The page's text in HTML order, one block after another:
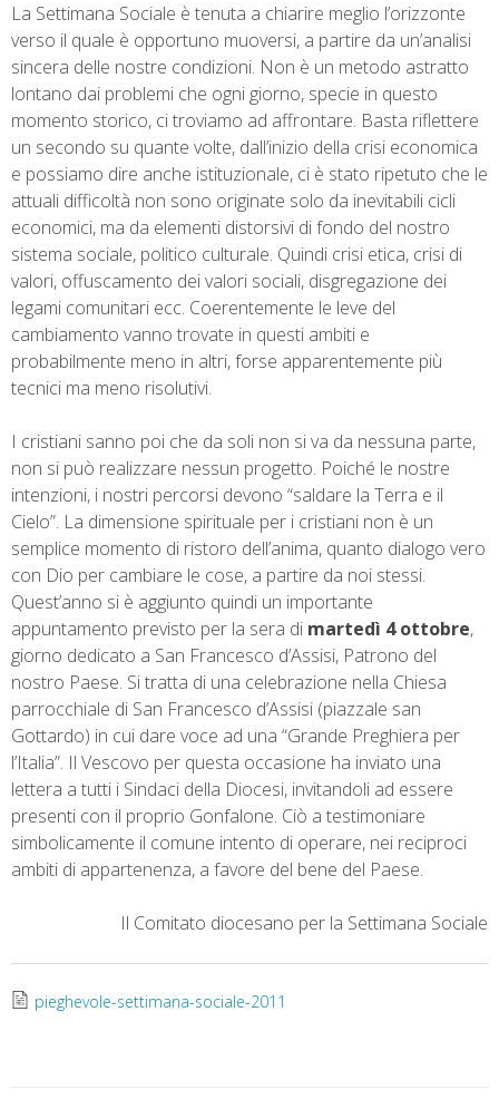
La Settimana Sociale è tenuta a chiarire meglio l’orizzonte
verso il quale è opportuno muoversi, a partire da un’analisi
sincera delle nostre condizioni. Non è un metodo astratto
lontano dai problemi che ogni giorno, specie in questo
momento storico, ci troviamo ad affrontare. Basta riflettere
un secondo su quante volte, dall’inizio della crisi economica
e possiamo dire anche istituzionale, ci è stato ripetuto che le
attuali difficoltà non sono originate solo da inevitabili cicli
economici, ma da elementi distorsivi di fondo del nostro
sistema sociale, politico culturale. Quindi crisi etica, crisi di
valori, offuscamento dei valori sociali, disgregazione dei
legami comunitari ecc. Coerentemente le leve del
cambiamento vanno trovate in questi ambiti e
probabilmente meno in altri, forse apparentemente più
tecnici ma meno risolutivi.
I cristiani sanno poi che da soli non si va da nessuna parte,
non si può realizzare nessun progetto. Poiché le nostre
intenzioni, i nostri percorsi devono “saldare la Terra e il
Cielo”. La dimensione spirituale per i cristiani non è un
semplice momento di ristoro dell’anima, quanto dialogo vero
con Dio per cambiare le cose, a partire da noi stessi.
Quest’anno si è aggiunto quindi un importante
appuntamento previsto per la sera di martedì 4 ottobre,
giorno dedicato a San Francesco d’Assisi, Patrono del
nostro Paese. Si tratta di una celebrazione nella Chiesa
parrocchiale di San Francesco d’Assisi (piazzale san
Gottardo) in cui dare voce ad una “Grande Preghiera per
l’Italia”. Il Vescovo per questa occasione ha inviato una
lettera a tutti i Sindaci della Diocesi, invitandoli ad essere
presenti con il proprio Gonfalone. Ciò a testimoniare
simbolicamente il comune intento di operare, nei reciproci
ambiti di appartenenza, a favore del bene del Paese.
Il Comitato diocesano per la Settimana Sociale
pieghevole-settimana-sociale-2011